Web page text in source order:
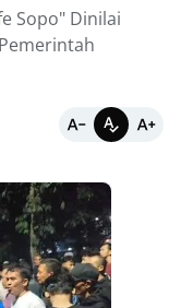
Sopo" Dinilai